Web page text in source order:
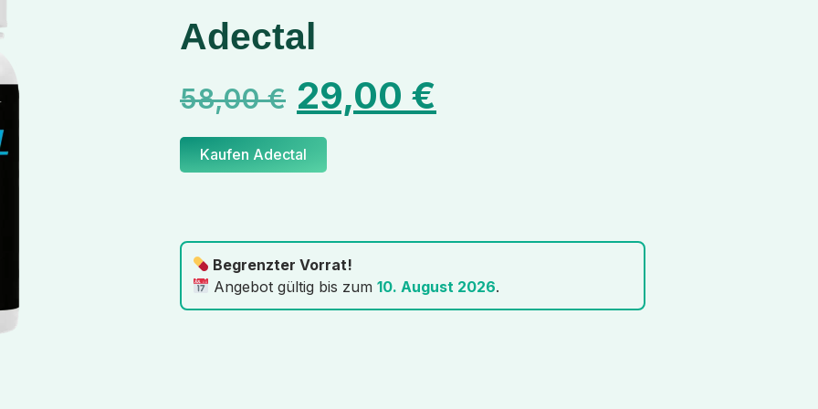
Adectal
58,00€ 29,00 €
Kaufen Adectal
Begrenzter Vorrat!
Angebot gültig bis zum10. August 2026.